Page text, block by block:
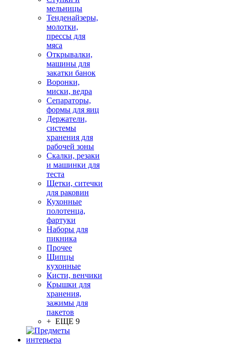
мельницы
Тенденайзеры,
молотки,
прессы для
мяса
Открывалки,
машины для
закатки банок
Воронки,
миски, ведра
Сепараторы,
формы для яиц
Держатели,
системы
хранения для
рабочей зоны
Скалки, резаки
и машинки для
теста
Щетки, ситечки
для раковин
Кухонные
полотенца,
фартуки
Наборы для
пикника
Прочее
Щипцы
кухонные
Кисти, венчики
Крышки для
хранения,
зажимы для
пакетов
+ ЕЩЕ 9